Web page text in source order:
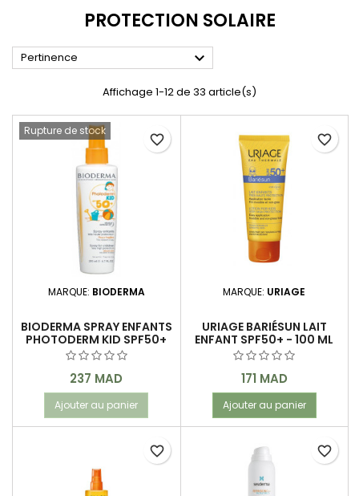
PROTECTION SOLAIRE
Pertinence 
Affichage 1-12 de 33 article(s)
Rupture de stock
MARQUE: BIODERMA
BIODERMA SPRAY ENFANTS
PHOTODERM KID SPF50+
200 ML
Prix
237 MAD
Ajouter au panier
favorite_border
MARQUE: URIAGE
URIAGE BARIÉSUN LAIT
ENFANT SPF50+ - 100 ML
Prix
171 MAD
Ajouter au panier
favorite_border
favorite_border favorite_border